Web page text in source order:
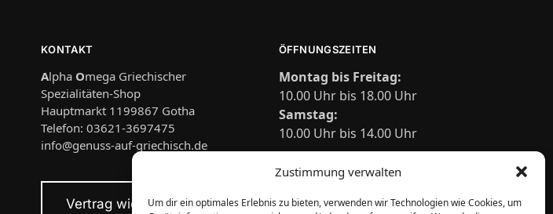
Zustimmung verwalten
Um dir ein optimales Erlebnis zu bieten, verwenden wir Technologien wie Cookies, um
KONTAKT
Alpha Omega Griechischer
Spezialitäten-Shop
Hauptmarkt 1199867 Gotha
Telefon: 03621-3697475
info@genuss-auf-griechisch.de
Vertrag widerrufen
ÖFFNUNGSZEITEN
Montag bis Freitag:
10.00 Uhr bis 18.00 Uhr
Samstag:
10.00 Uhr bis 14.00 Uhr